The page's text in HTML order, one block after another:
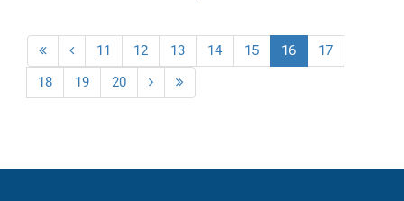
11 12 13 14 15 16
17
18
19 20